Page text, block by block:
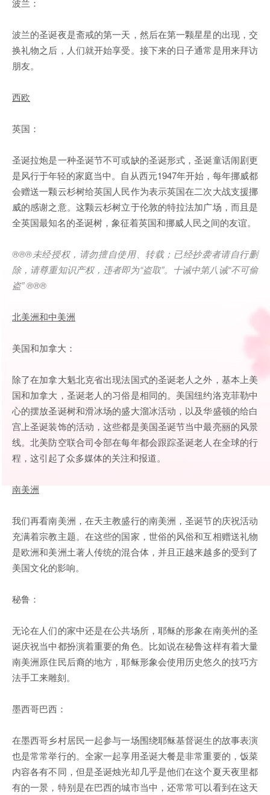
波兰：
波兰的圣诞夜是斋戒的第一天，然后在第一颗星星的出现，交
换礼物之后，人们就开始享受。接下来的日子通常是用来拜访
朋友。
西欧
英国：
圣诞拉炮是一种圣诞节不可或缺的圣诞形式，圣诞童话闹剧更
是风行于年轻的家庭当中。自从西元1947年开始，每年挪威都
会赠送一颗云杉树给英国人民作为表示英国在二次大战支援挪
威的感谢之意。这颗云杉树立于伦敦的特拉法加广场，而且是
全英国最知名的圣诞树，象征着英国和挪威人民之间的友谊。
®®®未经授权，请勿擅自使用、转载；已经抄袭者请自行删
除，请尊重知识产权，违者即为“盗取”。十诫中第八诫“不可偷
盗” ®®®
北美洲和中美洲
美国和加拿大：
除了在加拿大魁北克省出现法国式的圣诞老人之外，基本上美
国和加拿大，圣诞老人的习俗是相同的。美国纽约洛克菲勒中
心的摆放圣诞树和滑冰场的盛大溜冰活动，以及华盛顿的给白
宫上圣诞装饰的活动，这些都是美国圣诞节当中最亮丽的风景
线。北美防空联合司令部在每年都会跟踪圣诞老人在全球的行
程，这引起了众多媒体的关注和报道。
南美洲
我们再看南美洲，在天主教盛行的南美洲，圣诞节的庆祝活动
充满着宗教主题。在这些的国家，世俗的风俗和互相赠送礼物
是欧洲和美洲土著人传统的混合体，并且正越来越多的受到了
美国文化的影响。
秘鲁：
无论在人们的家中还是在公共场所，耶稣的形象在南美州的圣
诞庆祝当中都扮演着重要的角色。比如说在秘鲁这样有着大量
南美洲原住民后裔的地方，耶稣形象会使用历史悠久的技巧方
法手工来雕刻。
墨西哥巴西：
在墨西哥乡村居民一起参与一场围绕耶稣基督诞生的故事表演
也是常常举行的。全家一起享用圣诞大餐是非常重要的，饭菜
内容各有不同，但是圣诞烛光却几乎是他们在这个夏天夜里都
有的一景，特别是在巴西的城市当中，还常常可以看到在这天